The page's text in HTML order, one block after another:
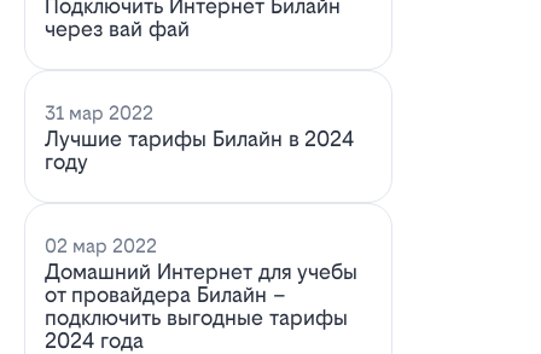
Подключить Интернет Билайн
через вай фай
31 мар 2022
Лучшие тарифы Билайн в 2024
году
02 мар 2022
Домашний Интернет для учебы
от провайдера Билайн –
подключить выгодные тарифы
2024 года